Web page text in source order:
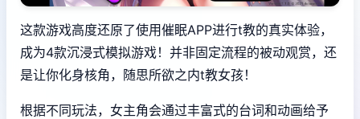
这款游戏高度还原了使用催眠APP进行t教的真实体验，
成为4款沉浸式模拟游戏！并非固定流程的被动观赏，还
是让你化身核角，随思所欲之内t教女孩！
根据不同玩法，女主角会通过丰富式的台词和动画给予